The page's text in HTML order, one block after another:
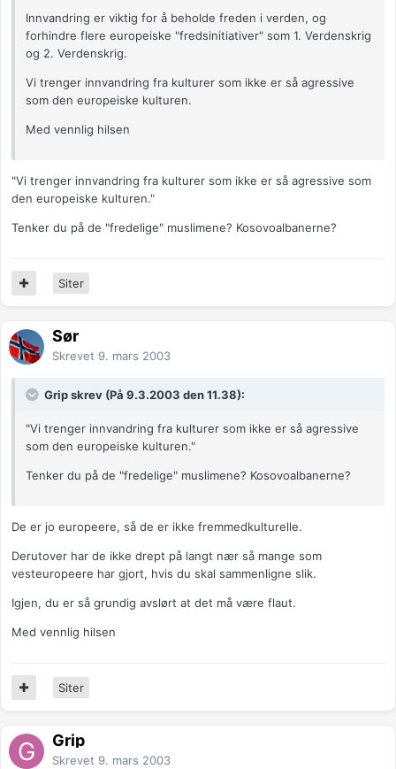
Innvandring er viktig for å beholde freden i verden, og
forhindre flere europeiske "fredsinitiativer" som 1. Verdenskrig
og 2. Verdenskrig.
Vi trenger innvandring fra kulturer som ikke er så agressive
som den europeiske kulturen.
Med vennlig hilsen
"Vi trenger innvandring fra kulturer som ikke er så agressive som
den europeiske kulturen."
Tenker du på de "fredelige" muslimene? Kosovoalbanerne?
Siter
Sør
Skrevet 9. mars 2003
Grip skrev (På 9.3.2003 den 11.38):
"Vi trenger innvandring fra kulturer som ikke er så agressive
som den europeiske kulturen."
Tenker du på de "fredelige" muslimene? Kosovoalbanerne?
De er jo europeere, så de er ikke fremmedkulturelle.
Derutover har de ikke drept på langt nær så mange som
vesteuropeere har gjort, hvis du skal sammenligne slik.
Igjen, du er så grundig avslørt at det må være flaut.
Med vennlig hilsen
Siter
Grip
Skrevet 9. mars 2003